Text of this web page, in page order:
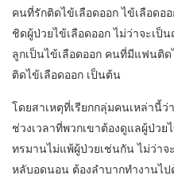
คนที่รักติดไข้เลือดออก ไข้เลือดอ
ชิดผู้ป่วยไข้เลือดออก ไม่ว่าจะเ
ลูกเป็นไข้เลือดออก คนที่มีแฟนติด
ติดไข้เลือดออก เป็นต้น
โดยสาเหตุที่เรียกกลุ่มคนเหล่านี้ว่
ช่วงเวลาที่พวกเขาต้องดูแลผู้ป่วย
ทรมานไม่แพ้ผู้ป่วยเช่นกัน ไม่ว่าจ
หลับอดนอน ต้องลำบากทำงานไ